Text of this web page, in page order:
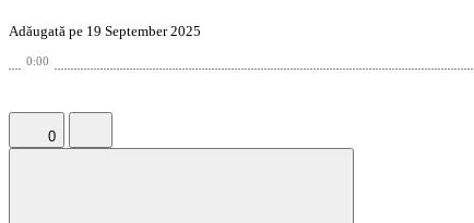
Adăugată pe 19 September 2025
0:00
0